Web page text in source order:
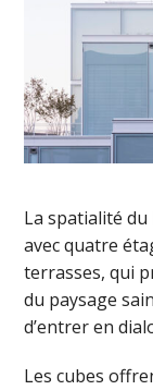
La spatialité
avec quatre
terrasses, qui
du paysage
d’entrer en
Les cubes